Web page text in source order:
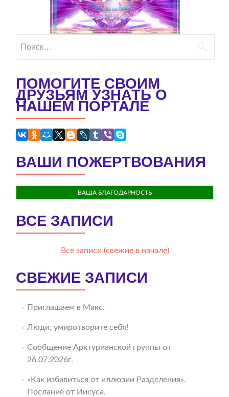
ПОМОГИТЕ СВОИМ
ДРУЗЬЯМ УЗНАТЬ О
НАШЕМ ПОРТАЛЕ
ВАШИ ПОЖЕРТВОВАНИЯ
ВАША БЛАГОДАРНОСТЬ
ВСЕ ЗАПИСИ
Все записи (свежие в начале)
СВЕЖИЕ ЗАПИСИ
Приглашаем в Макс.
Люди, умиротворите себя!
Сообщение Арктурианской группы от
26.07.2026г.
«Как избавиться от иллюзии Разделения».
Послание от Иисуса.